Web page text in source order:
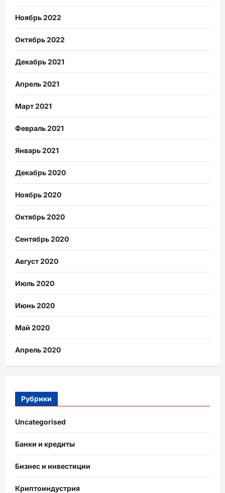
Ноябрь 2022
Октябрь 2022
Декабрь 2021
Апрель 2021
Март 2021
Февраль 2021
Январь 2021
Декабрь 2020
Ноябрь 2020
Октябрь 2020
Сентябрь 2020
Август 2020
Июль 2020
Июнь 2020
Май 2020
Апрель 2020
Рубрики
Uncategorised
Банки и кредиты
Бизнес и инвестиции
Криптоиндустрия